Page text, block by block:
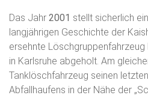
Das Jahr 2001 stellt sicherlich
langjährigen Geschichte der
ersehnte
in Karlsruhe abgeholt. Am
Tanklöschfahrzeug seinen
Abfallhaufens in der Nähe der